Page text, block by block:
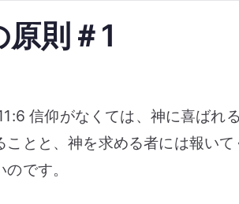
則＃1
信仰がなくては、神に喜ばれ
とと、神を求める者には報い
です。